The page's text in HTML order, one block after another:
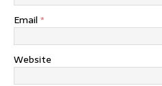
Email *
Website